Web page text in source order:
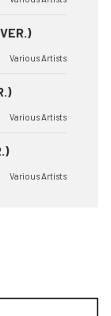
Various Artists
Various Artists
Various Artists